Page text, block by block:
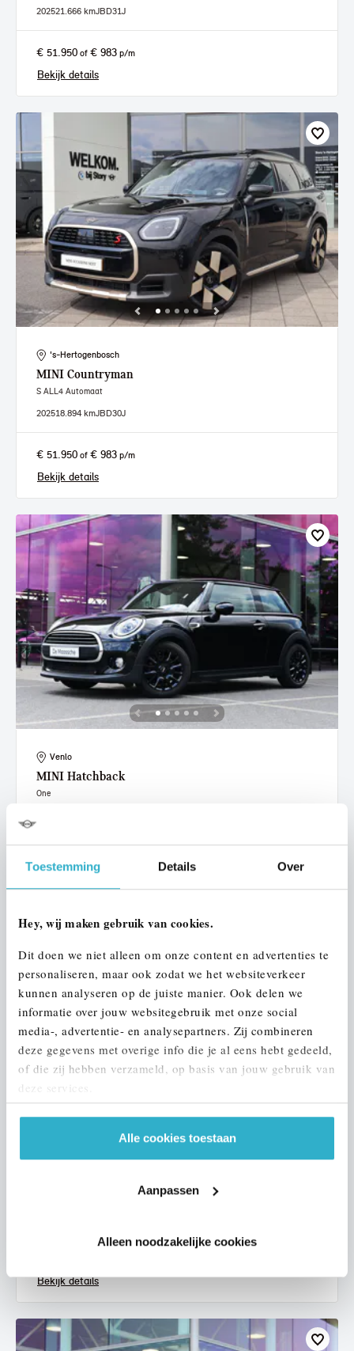
Toestemming Details Over
Hey, wij maken gebruik van cookies.
Dit doen we niet alleen om onze content en advertenties te
personaliseren, maar ook zodat we het websiteverkeer
kunnen analyseren op de juiste manier. Ook delen we
informatie over jouw websitegebruik met onze social
media-, advertentie- en analysepartners. Zij combineren
deze gegevens met overige info die je al eens hebt gedeeld,
of die zij hebben verzameld, op basis van jouw gebruik van
deze services.
Alle cookies toestaan
Aanpassen
Alleen noodzakelijke cookies
202521.666 kmJBD31J
€ 51.950 of € 983 p/m
Bekijk details
's-Hertogenbosch
MINI Countryman
S ALL4 Automaat
202518.894 kmJBD30J
€ 51.950 of € 983 p/m
Bekijk details
Venlo
MINI Hatchback
One
Eindhoven
Bekijk details